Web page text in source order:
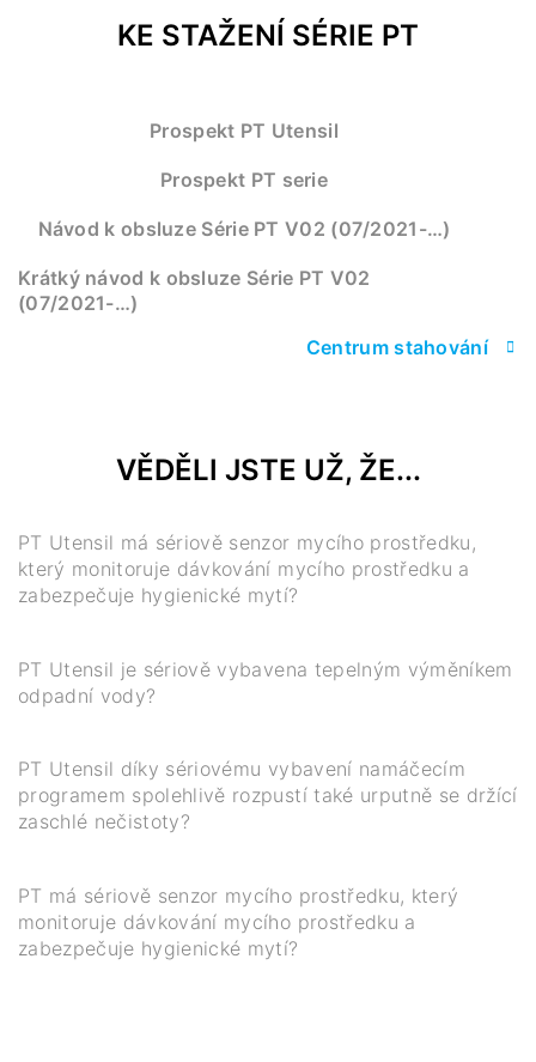
KE STAŽENÍ SÉRIE PT
Prospekt PT Utensil
Prospekt PT serie
Návod k obsluze Série PT V02 (07/2021-…)
Krátký návod k obsluze Série PT V02
(07/2021-…)
Centrum stahování
VĚDĚLI JSTE UŽ, ŽE...
PT Utensil má sériově senzor mycího prostředku,
který monitoruje dávkování mycího prostředku a
zabezpečuje hygienické mytí?
PT Utensil je sériově vybavena tepelným výměníkem
odpadní vody?
PT Utensil díky sériovému vybavení namáčecím
programem spolehlivě rozpustí také urputně se držící
zaschlé nečistoty?
PT má sériově senzor mycího prostředku, který
monitoruje dávkování mycího prostředku a
zabezpečuje hygienické mytí?